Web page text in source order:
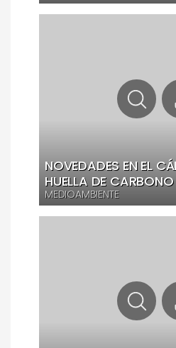
NOVEDADES EN EL
HUELLA DE CARBONO
MEDIOAMBIENTE